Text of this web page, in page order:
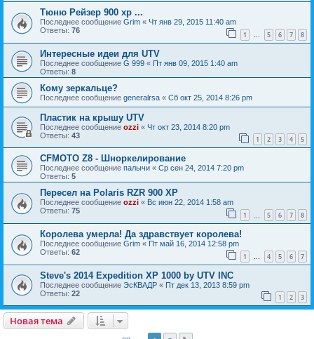
Тюню Рейзер 900 xp ...
Последнее сообщение Grim « Чт янв 29, 2015 11:40 am
Ответы: 76 1 … 5 6 7 8
Интересные идеи для UTV
Последнее сообщение G 999 « Пт янв 09, 2015 1:40 am
Ответы: 8
Кому зеркальце?
Последнее сообщение generalrsa « Сб окт 25, 2014 8:26 pm
Пластик на крышу UTV
Последнее сообщение ozzi « Чт окт 23, 2014 8:20 pm
Ответы: 43 1 2 3 4 5
CFMOTO Z8 - Шноркелирование
Последнее сообщение палычи « Ср сен 24, 2014 7:20 pm
Ответы: 5
Пересел на Polaris RZR 900 XP
Последнее сообщение ozzi « Вс июн 22, 2014 1:58 am
Ответы: 75 1 5 6 7 8
Королева умерла! Да здравствует королева!
Последнее сообщение Grim « Пт май 16, 2014 12:58 pm
Ответы: 62 1 … 4 5 6 7
Steve's 2014 Expedition XP 1000 by UTV INC
Последнее сообщение ЭсКВАДР « Пт дек 13, 2013 8:59 pm
Ответы: 22 1 2 3
Новая тема